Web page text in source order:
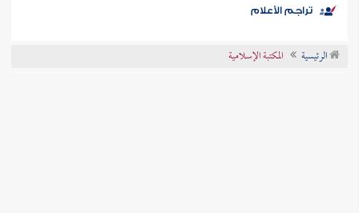
موضوعي
تراجم الأعلام
الرئيسية المكتبة الإسلامية